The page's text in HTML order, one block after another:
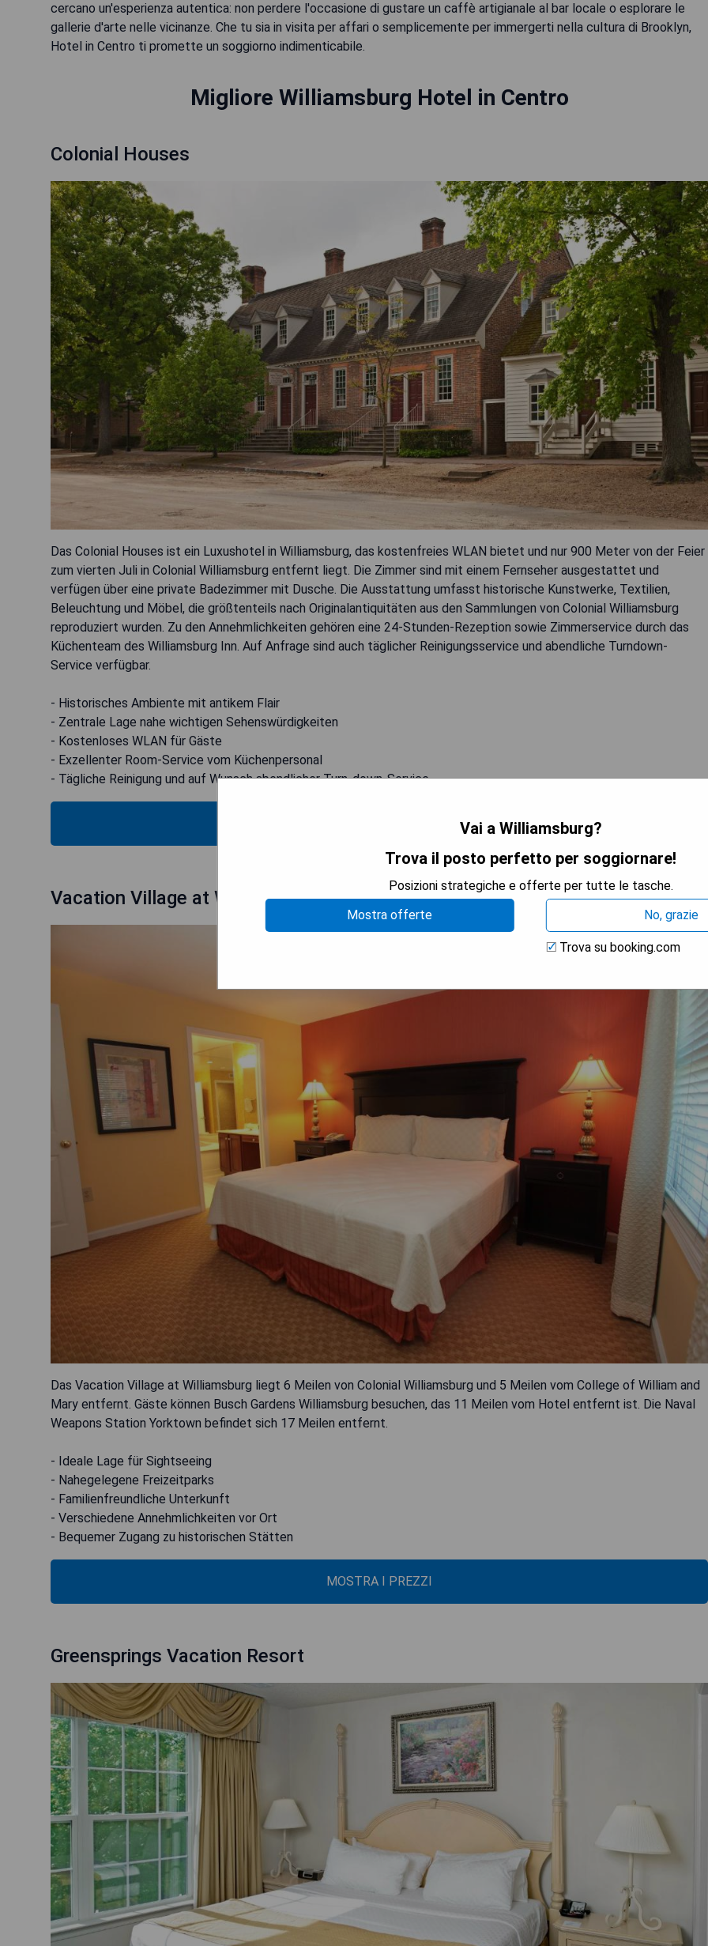
cercano un'esperienza autentica: non perdere l'occasione di gustare un caffè artigianale al bar locale o esplorare le
gallerie d'arte nelle vicinanze. Che tu sia in visita per affari o semplicemente per immergerti nella cultura di Brooklyn,
Hotel in Centro ti promette un soggiorno indimenticabile.
Migliore Williamsburg Hotel in Centro
Colonial Houses
Das Colonial Houses ist ein Luxushotel in Williamsburg, das kostenfreies WLAN bietet und nur 900 Meter von der Feier
zum vierten Juli in Colonial Williamsburg entfernt liegt. Die Zimmer sind mit einem Fernseher ausgestattet und
verfügen über eine private Badezimmer mit Dusche. Die Ausstattung umfasst historische Kunstwerke, Textilien,
Beleuchtung und Möbel, die größtenteils nach Originalantiquitäten aus den Sammlungen von Colonial Williamsburg
reproduziert wurden. Zu den Annehmlichkeiten gehören eine 24-Stunden-Rezeption sowie Zimmerservice durch das
Küchenteam des Williamsburg Inn. Auf Anfrage sind auch täglicher Reinigungsservice und abendliche Turndown-
Service verfügbar.
- Historisches Ambiente mit antikem Flair
- Zentrale Lage nahe wichtigen Sehenswürdigkeiten
- Kostenloses WLAN für Gäste
- Exzellenter Room-Service vom Küchenpersonal
- Tägliche Reinigung und auf Wunsch abendlicher Turn-down-Service
Vacation Village at Williamsburg
Das Vacation Village at Williamsburg liegt 6 Meilen von Colonial Williamsburg und 5 Meilen vom College of William and
Mary entfernt. Gäste können Busch Gardens Williamsburg besuchen, das 11 Meilen vom Hotel entfernt ist. Die Naval
Weapons Station Yorktown befindet sich 17 Meilen entfernt.
- Ideale Lage für Sightseeing
- Nahegelegene Freizeitparks
- Familienfreundliche Unterkunft
- Verschiedene Annehmlichkeiten vor Ort
- Bequemer Zugang zu historischen Stätten
MOSTRA I PREZZI
Greensprings Vacation Resort
Vai a Williamsburg?
Trova il posto perfetto per soggiornare!
Posizioni strategiche e offerte per tutte le tasche.
Mostra offerte
No, grazie
Trova su booking.com